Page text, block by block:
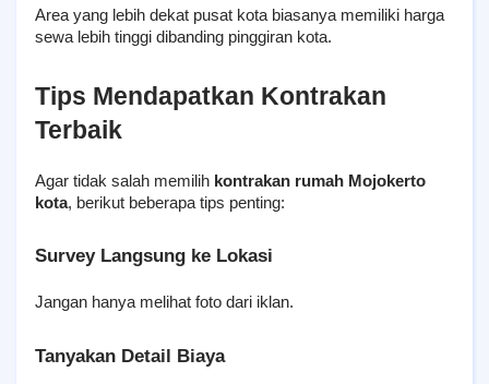
Area yang lebih dekat pusat kota biasanya memiliki harga
sewa lebih tinggi dibanding pinggiran kota.
Tips Mendapatkan Kontrakan
Terbaik
Agar tidak salah memilih kontrakan rumah Mojokerto
kota, berikut beberapa tips penting:
Survey Langsung ke Lokasi
Jangan hanya melihat foto dari iklan.
Tanyakan Detail Biaya